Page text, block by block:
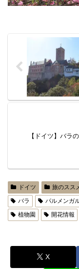
【ドイツ】バラ
ドイツ 旅のスス
バラ
パルメンガ
植物園
開花情報
X